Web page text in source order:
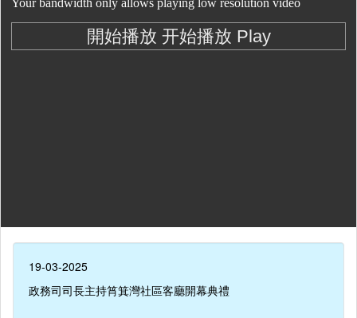
19-03-2025
政務司司長主持筲箕灣社區客廳開幕典禮